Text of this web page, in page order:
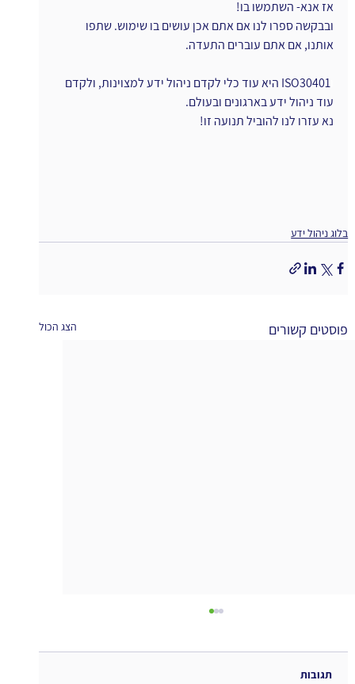
אז אנא- השתמשו בו!
ובבקשה ספרו לנו אם אתם אכן עושים בו שימוש. שתפו
אותנו, אם אתם עוברים התעדה.
ISO30401 היא עוד כלי לקדם ניהול ידע למצוינות, ולקדם
עוד ניהול ידע בארגונים ובעולם.
נא עזרו לנו להוביל תנועה זו!
בלוג ניהול ידע
פוסטים קשורים הצג הכול
תגובות